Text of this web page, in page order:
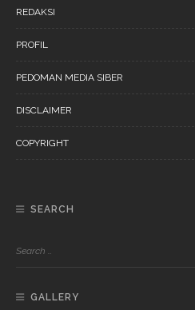
REDAKSI
PROFIL
PEDOMAN MEDIA SIBER
DISCLAIMER
COPYRIGHT
SEARCH
GALLERY